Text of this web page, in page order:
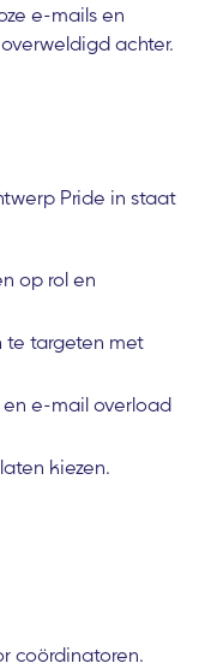
e-mails en
achter.
Pride in staat
op rol en
te targeten met
e-mail overload
kiezen.
coördinatoren.